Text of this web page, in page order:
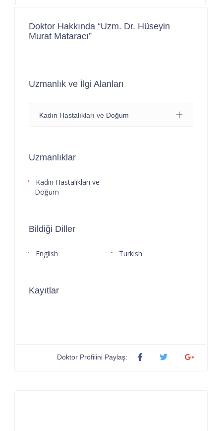
Doktor Hakkında “Uzm. Dr. Hüseyin
Murat Mataracı”
Uzmanlık ve İlgi Alanları
Kadın Hastalıkları ve Doğum
Uzmanlıklar
Kadın Hastalıkları ve
Doğum
Bildiği Diller
English Turkish
Kayıtlar
Doktor Profilini Paylaş: